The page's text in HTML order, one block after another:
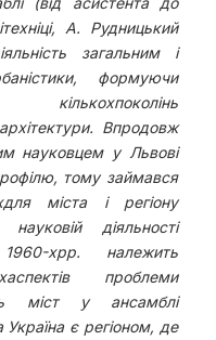
А. Рудницький
загальним і
формуючи
Впродовж
науковцем у Львові
тому займався
міста і регіону
діяльності
хрр. належить
проблеми
міст у ансамблі
є регіоном, де